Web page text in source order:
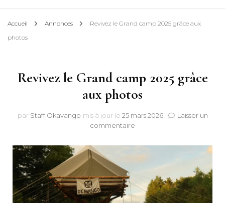
Accueil Annonces
Revivez le Grand camp 2025 grâce aux
photos
Revivez le Grand camp 2025 grâce
aux photos
par Staff Okavango mis à jour le 25 mars 2026
Laisser un
commentaire
le
grâce
aux